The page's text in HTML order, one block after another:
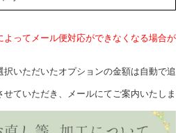
ってメール便対応ができなくなる場合が
いただいたオプションの金額は自動で追
ていただき、メールにてご案内いたしま